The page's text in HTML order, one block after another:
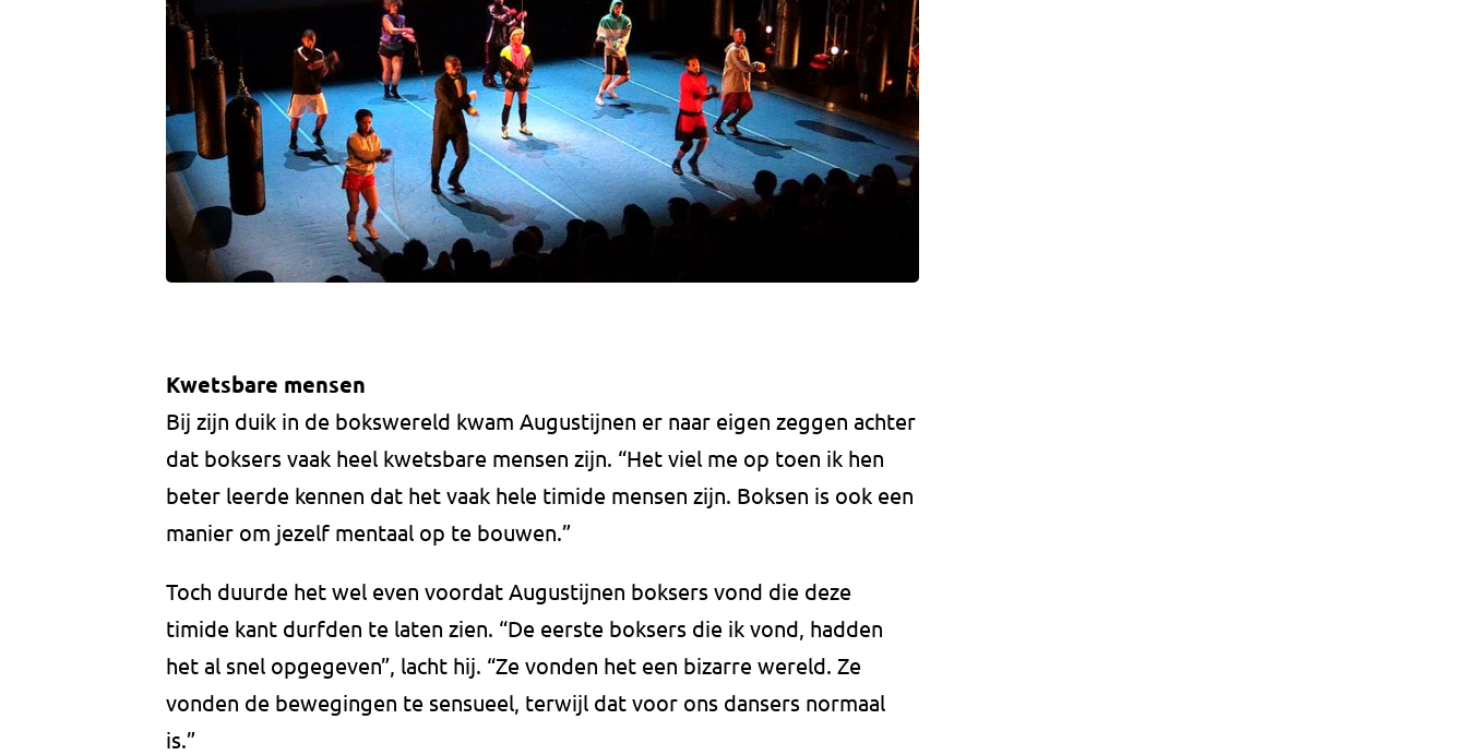
Kwetsbare mensen
Bij zijn duik in de bokswereld kwam Augustijnen er naar eigen zeggen achter
dat boksers vaak heel kwetsbare mensen zijn. “Het viel me op toen ik hen
beter leerde kennen dat het vaak hele timide mensen zijn. Boksen is ook een
manier om jezelf mentaal op te bouwen.”
Toch duurde het wel even voordat Augustijnen boksers vond die deze
timide kant durfden te laten zien. “De eerste boksers die ik vond, hadden
het al snel opgegeven”, lacht hij. “Ze vonden het een bizarre wereld. Ze
vonden de bewegingen te sensueel, terwijl dat voor ons dansers normaal
is.”